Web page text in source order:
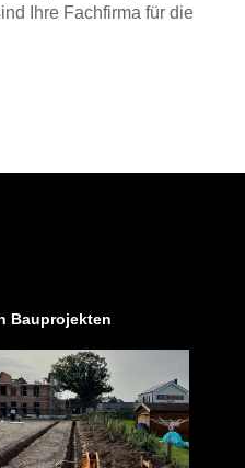
Ihre Fachfirma für die
Bauprojekten